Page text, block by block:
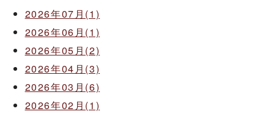
2026年07月(1)
2026年06月(1)
2026年05月(2)
2026年04月(3)
2026年03月(6)
2026年02月(1)